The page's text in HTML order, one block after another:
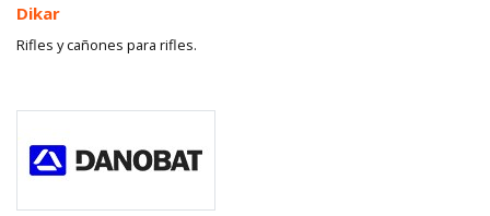
Dikar
Rifles y cañones para rifles.